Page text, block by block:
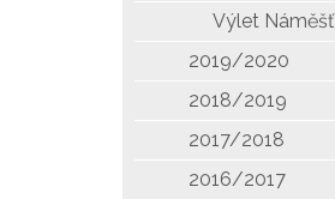
Výlet Náměšť
2019/2020
2018/2019
2017/2018
2016/2017